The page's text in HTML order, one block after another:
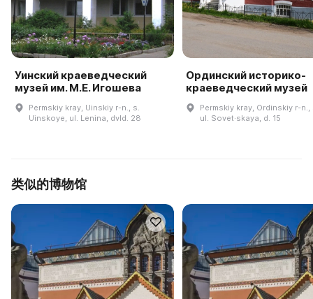
Уинский краеведческий
музей им. М.Е. Игошева
Permskiy kray, Uinskiy r-n., s.
Uinskoye, ul. Lenina, dvld. 28
Ординский историко-
краеведческий музей
Permskiy kray, Ordinskiy r-n.,
ul. Sovet·skaya, d. 15
类似的博物馆